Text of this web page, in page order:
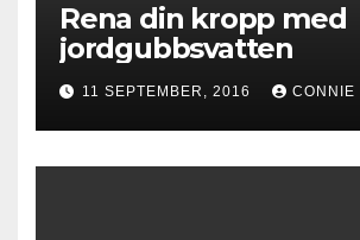
Rena din kropp med
jordgubbsvatten
11 SEPTEMBER, 2016 CONNIE